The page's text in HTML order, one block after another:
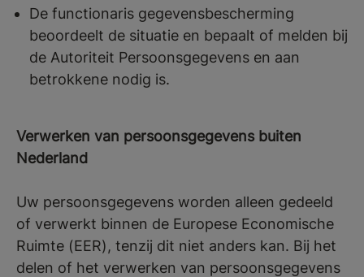
De functionaris gegevensbescherming
beoordeelt de situatie en bepaalt of melden bij
de Autoriteit Persoonsgegevens en aan
betrokkene nodig is.
Verwerken van persoonsgegevens buiten
Nederland
Uw persoonsgegevens worden alleen gedeeld
of verwerkt binnen de Europese Economische
Ruimte (EER), tenzij dit niet anders kan. Bij het
delen of het verwerken van persoonsgegevens